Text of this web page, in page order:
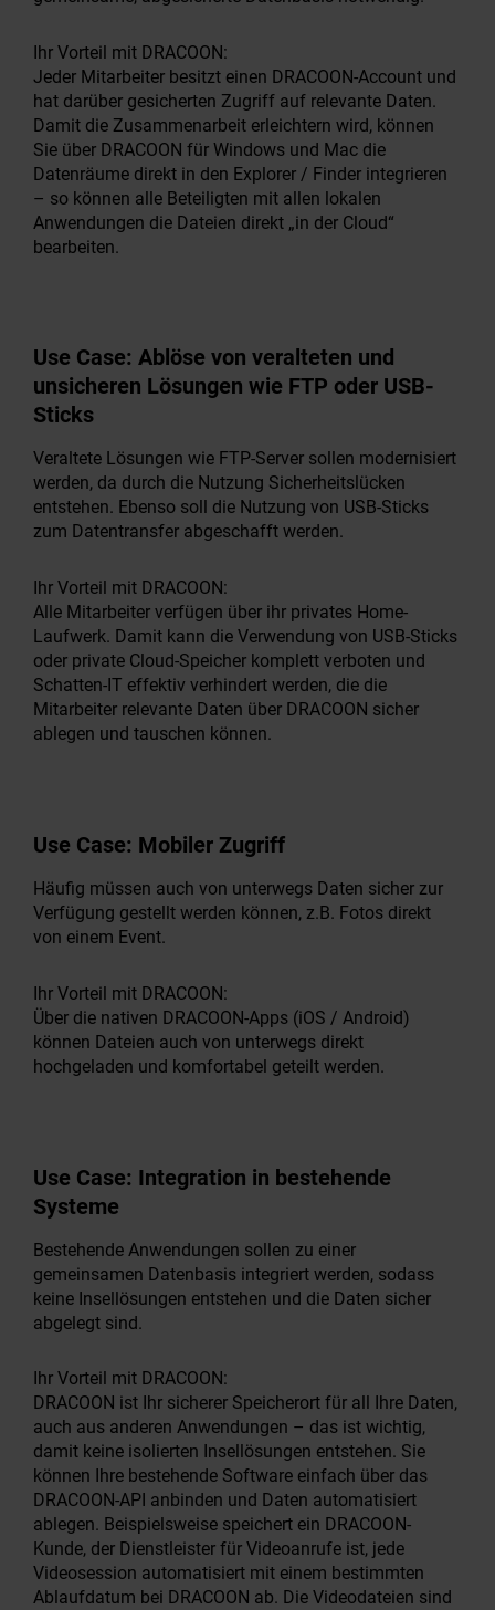
Ihr Vorteil mit DRACOON:
Jeder Mitarbeiter besitzt einen DRACOON-Account und
hat darüber gesicherten Zugriff auf relevante Daten.
Damit die Zusammenarbeit erleichtern wird, können
Sie über DRACOON für Windows und Mac die
Datenräume direkt in den Explorer / Finder integrieren
– so können alle Beteiligten mit allen lokalen
Anwendungen die Dateien direkt „in der Cloud“
bearbeiten.
Use Case: Ablöse von veralteten und
unsicheren Lösungen wie FTP oder USB-
Sticks
Veraltete Lösungen wie FTP-Server sollen modernisiert
werden, da durch die Nutzung Sicherheitslücken
entstehen. Ebenso soll die Nutzung von USB-Sticks
zum Datentransfer abgeschafft werden.
Ihr Vorteil mit DRACOON:
Alle Mitarbeiter verfügen über ihr privates Home-
Laufwerk. Damit kann die Verwendung von USB-Sticks
oder private Cloud-Speicher komplett verboten und
Schatten-IT effektiv verhindert werden, die die
Mitarbeiter relevante Daten über DRACOON sicher
ablegen und tauschen können.
Use Case: Mobiler Zugriff
Häufig müssen auch von unterwegs Daten sicher zur
Verfügung gestellt werden können, z.B. Fotos direkt
von einem Event.
Ihr Vorteil mit DRACOON:
Über die nativen DRACOON-Apps (iOS / Android)
können Dateien auch von unterwegs direkt
hochgeladen und komfortabel geteilt werden.
Use Case: Integration in bestehende
Systeme
Bestehende Anwendungen sollen zu einer
gemeinsamen Datenbasis integriert werden, sodass
keine Insellösungen entstehen und die Daten sicher
abgelegt sind.
Ihr Vorteil mit DRACOON:
DRACOON ist Ihr sicherer Speicherort für all Ihre Daten,
auch aus anderen Anwendungen – das ist wichtig,
damit keine isolierten Insellösungen entstehen. Sie
können Ihre bestehende Software einfach über das
DRACOON-API anbinden und Daten automatisiert
ablegen. Beispielsweise speichert ein DRACOON-
Kunde, der Dienstleister für Videoanrufe ist, jede
Videosession automatisiert mit einem bestimmten
Ablaufdatum bei DRACOON ab. Die Videodateien sind